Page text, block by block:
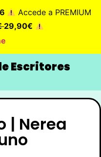
Accede a PREMIUM
29,90€
Escritores
| Nerea